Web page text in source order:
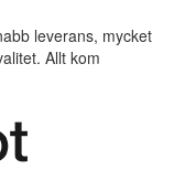
leverans, mycket
Allt kom